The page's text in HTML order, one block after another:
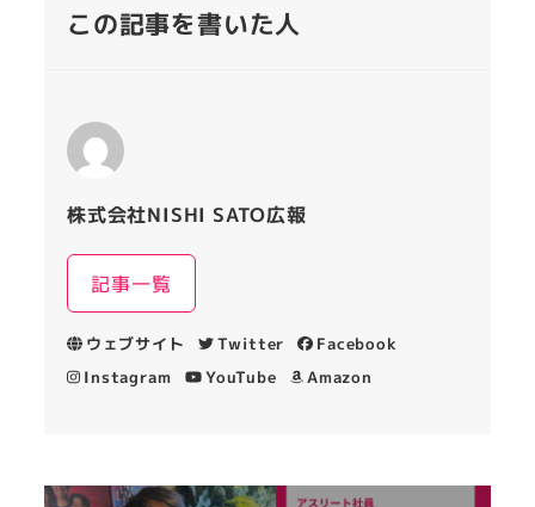
この記事を書いた人
株式会社NISHI SATO広報
記事一覧
ウェブサイト Twitter
Facebook
Instagram
YouTube Amazon